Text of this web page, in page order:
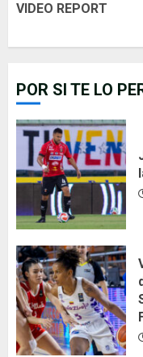
VIDEO REPORT
POR SI TE LO